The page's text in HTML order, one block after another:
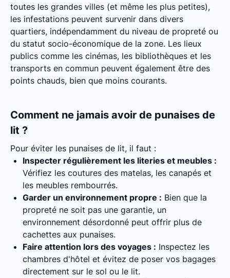
toutes les grandes villes (et même les plus petites),
les infestations peuvent survenir dans divers
quartiers, indépendamment du niveau de propreté ou
du statut socio-économique de la zone. Les lieux
publics comme les cinémas, les bibliothèques et les
transports en commun peuvent également être des
points chauds, bien que moins courants.
Comment ne jamais avoir de punaises de
lit ?
Pour éviter les punaises de lit, il faut :
Inspecter régulièrement les literies et meubles :
Vérifiez les coutures des matelas, les canapés et
les meubles rembourrés.
Garder un environnement propre : Bien que la
propreté ne soit pas une garantie, un
environnement désordonné peut offrir plus de
cachettes aux punaises.
Faire attention lors des voyages : Inspectez les
chambres d'hôtel et évitez de poser vos bagages
directement sur le sol ou le lit.